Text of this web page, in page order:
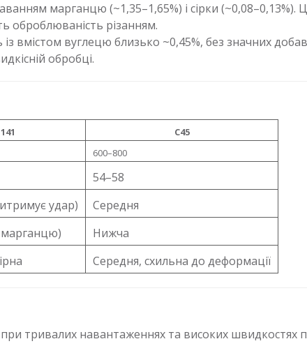
марганцю (~1,35–1,65%) і сірки (~0,08–0,13%).
оброблюваність різанням.
вмістом вуглецю близько ~0,45%, без значних
обробці.
C45
600–800
54–58
удар)
Середня
Нижча
Середня, схильна до деформації
при тривалих навантаженнях та високих швидкостях